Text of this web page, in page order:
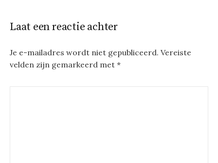
Laat een reactie achter
Je e-mailadres wordt niet gepubliceerd. Vereiste
velden zijn gemarkeerd met *